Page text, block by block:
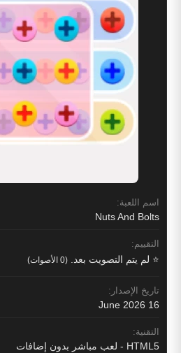
اسم اللعبة:
Nuts And Bolts
التقييم:
⭐ لم يتم التصويت بعد. (0 الأصوات)
تاريخ الإصدار:
16 June 2026
التقنية:
HTML5 - لعب مباشر بدون إضافات